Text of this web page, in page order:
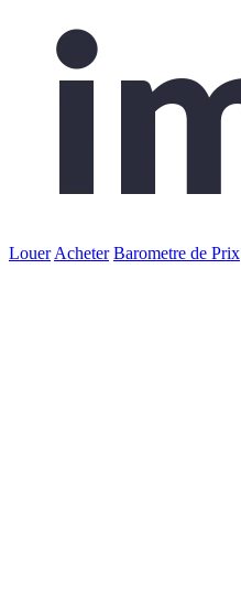
Louer Acheter Barometre de Prix